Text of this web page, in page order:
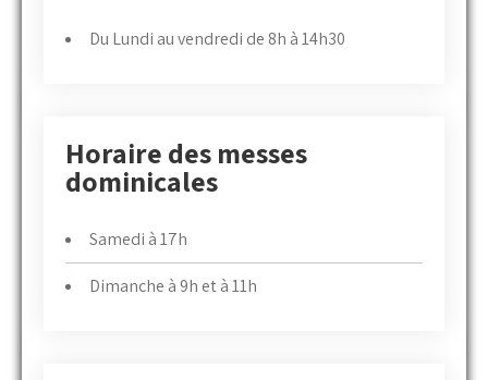
Du Lundi au vendredi de 8h à 14h30
Horaire des messes
dominicales
Samedi à 17h
Dimanche à 9h et à 11h